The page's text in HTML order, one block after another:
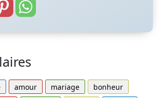
amour mariage
bonheur